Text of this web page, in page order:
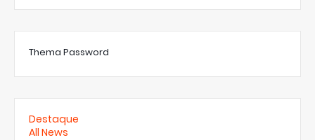
Thema Password
Destaque
All News